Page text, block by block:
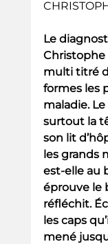
Le
Christophe
multi titré
formes les
maladie.
surtout la
son lit
les grands
est-elle au
éprouve le
réfléchit.
les caps
mené